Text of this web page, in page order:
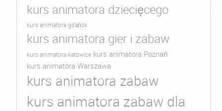
kurs animatora dziecięcego
kurs animatora gdańsk
kurs animatora gier i zabaw
kurs animatora katowice kurs animatora Poznań
kurs animatora Warszawa
kurs animatora zabaw
kurs animatora zabaw dla